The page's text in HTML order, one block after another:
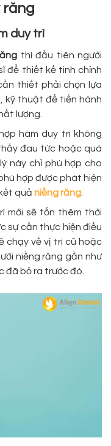
răng
duy trì
thì đầu tiên người
để thiết kế tinh chỉnh
thiết phải chọn lựa
kỹ thuật để tiến hành
lượng.
hàm duy trì không
đau tức hoặc quá
này chỉ phù hợp cho
hợp được phát hiện
quả niềng răng.
mới sẽ tốn thêm thời
sự cần thực hiện điều
chạy về vị trí cũ hoặc
niềng răng gần như
đã bỏ ra trước đó.